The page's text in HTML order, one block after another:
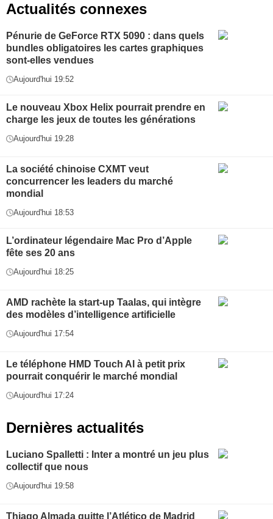
Actualités connexes
Pénurie de GeForce RTX 5090 : dans quels
bundles obligatoires les cartes graphiques
sont-elles vendues
Aujourd'hui 19:52
Le nouveau Xbox Helix pourrait prendre en
charge les jeux de toutes les générations
Aujourd'hui 19:28
La société chinoise CXMT veut
concurrencer les leaders du marché
mondial
Aujourd'hui 18:53
L’ordinateur légendaire Mac Pro d’Apple
fête ses 20 ans
Aujourd'hui 18:25
AMD rachète la start-up Taalas, qui intègre
des modèles d’intelligence artificielle
Aujourd'hui 17:54
Le téléphone HMD Touch AI à petit prix
pourrait conquérir le marché mondial
Aujourd'hui 17:24
Dernières actualités
Luciano Spalletti : Inter a montré un jeu plus
collectif que nous
Aujourd'hui 19:58
Thiago Almada quitte l’Atlético de Madrid